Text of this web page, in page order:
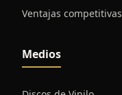
Ventajas competitivas
Medios